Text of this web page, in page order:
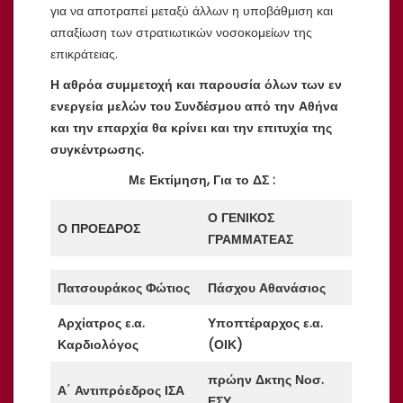
για να αποτραπεί μεταξύ άλλων η υποβάθμιση και
απαξίωση των στρατιωτικών νοσοκομείων της
επικράτειας.
Η αθρόα συμμετοχή και παρουσία όλων των εν
ενεργεία μελών του Συνδέσμου από την Αθήνα
και την επαρχία θα κρίνει και την επιτυχία της
συγκέντρωσης.
Με Εκτίμηση, Για το ΔΣ :
Ο ΠΡΟΕΔΡΟΣ
Ο ΓΕΝΙΚΟΣ
ΓΡΑΜΜΑΤΕΑΣ
Πατσουράκος Φώτιος
Πάσχου Αθανάσιος
Αρχίατρος ε.α.
Καρδιολόγος
Υποπτέραρχος ε.α.
(ΟΙΚ)
Α΄ Αντιπρόεδρος ΙΣΑ
πρώην Δκτης Νοσ.